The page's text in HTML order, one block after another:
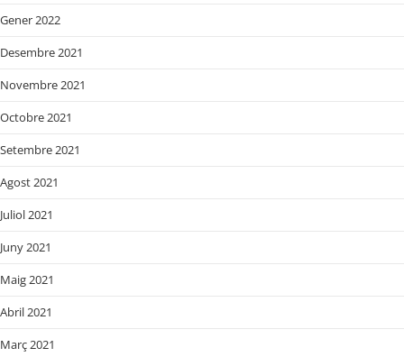
Gener 2022
Desembre 2021
Novembre 2021
Octobre 2021
Setembre 2021
Agost 2021
Juliol 2021
Juny 2021
Maig 2021
Abril 2021
Març 2021